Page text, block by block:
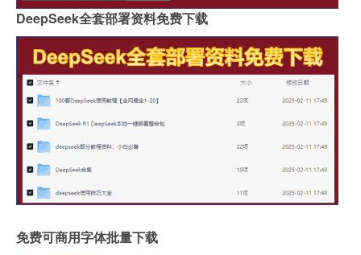
DeepSeek全套部署资料免费下载
免费可商用字体批量下载